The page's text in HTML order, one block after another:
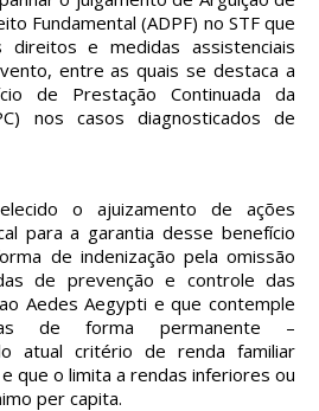
Fundamental (ADPF) no STF que
direitos e medidas assistenciais
entre as quais se destaca a
de Prestação Continuada da
nos casos diagnosticados de
o ajuizamento de ações
para a garantia desse benefício
de indenização pela omissão
de prevenção e controle das
Aedes Aegypti e que contemple
de forma permanente –
atual critério de renda familiar
que o limita a rendas inferiores ou
per capita.